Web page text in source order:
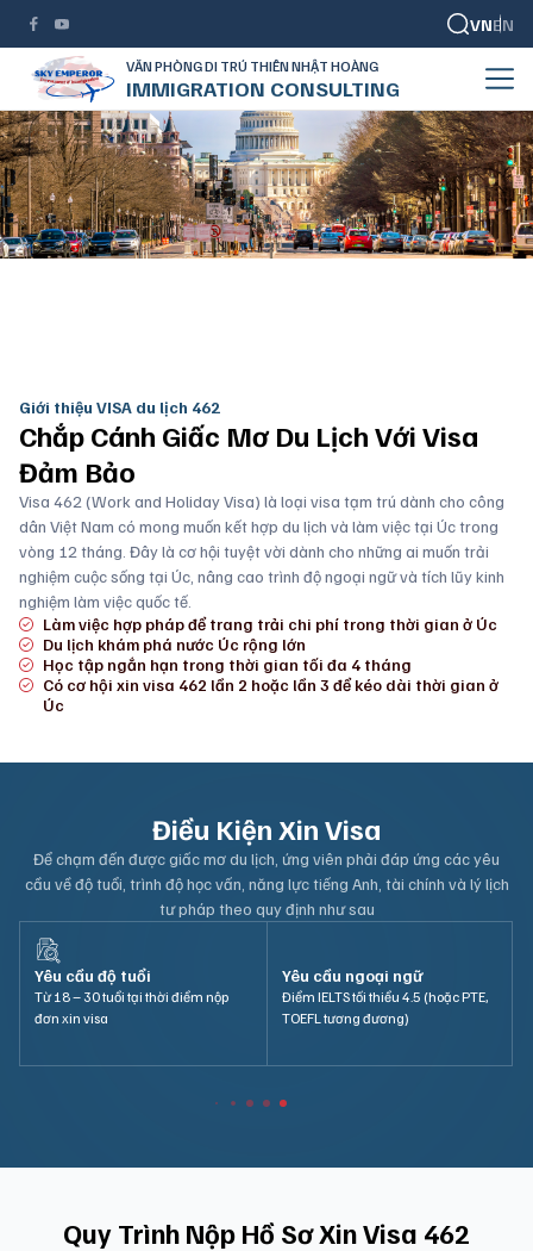
VNEN
VĂN PHÒNG DI TRÚ THIÊN NHẬT HOÀNG
IMMIGRATION CONSULTING
Giới thiệu VISA du lịch 462
Chắp Cánh Giấc Mơ Du Lịch Với Visa
Đảm Bảo
Visa 462 (Work and Holiday Visa) là loại visa tạm trú dành cho công
dân Việt Nam có mong muốn kết hợp du lịch và làm việc tại Úc trong
vòng 12 tháng. Đây là cơ hội tuyệt vời dành cho những ai muốn trải
nghiệm cuộc sống tại Úc, nâng cao trình độ ngoại ngữ và tích lũy kinh
nghiệm làm việc quốc tế.
Làm việc hợp pháp để trang trải chi phí trong thời gian ở Úc
Du lịch khám phá nước Úc rộng lớn
Học tập ngắn hạn trong thời gian tối đa 4 tháng
Có cơ hội xin visa 462 lần 2 hoặc lần 3 để kéo dài thời gian ở
Úc
Điều Kiện Xin Visa
Để chạm đến được giấc mơ du lịch, ứng viên phải đáp ứng các yêu
cầu về độ tuổi, trình độ học vấn, năng lực tiếng Anh, tài chính và lý lịch
tư pháp theo quy định như sau
VNĐ)
chi phí
Yêu cầu lý lịch tư pháp
Lý lịch tư pháp trong sạch, không có
tiền án tiền sự
Trình độ học vấn
Đã hoàn thành ít nhất 2 năm đại
học (không yêu cầu tốt nghiệp)
Quy Trình Nộp Hồ Sơ Xin Visa 462